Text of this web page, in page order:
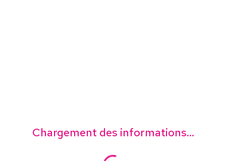
Chargement des informations...